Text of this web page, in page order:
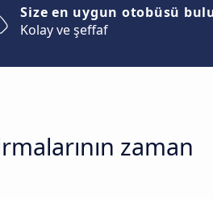
Size en uygun otobüsü
Kolay ve şeffaf
zaman